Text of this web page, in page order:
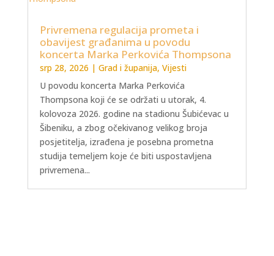
Privremena regulacija prometa i
obavijest građanima u povodu
koncerta Marka Perkovića Thompsona
srp 28, 2026 | Grad i županija, Vijesti
U povodu koncerta Marka Perkovića
Thompsona koji će se održati u utorak, 4.
kolovoza 2026. godine na stadionu Šubićevac u
Šibeniku, a zbog očekivanog velikog broja
posjetitelja, izrađena je posebna prometna
studija temeljem koje će biti uspostavljena
privremena...